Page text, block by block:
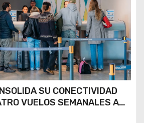
SU CONECTIVIDAD
VUELOS SEMANALES A